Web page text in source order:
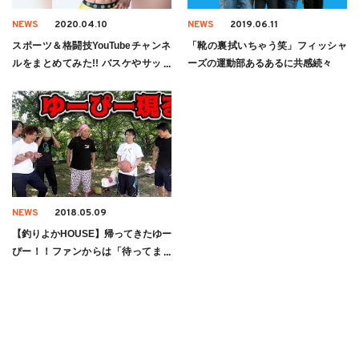
NEWS 2020.04.10
スポーツ＆格闘技YouTubeチャンネ
ルをまとめてみた!! バスケやサッカ
NEWS 2019.06.11
「靴の裏拭いちゃう笑」フィッシャ
ーズの運動部あるあるに共感続々
NEWS 2018.05.09
【釣りよかHOUSE】帰ってきたゆー
ぴー！！ファンからは「待ってまし